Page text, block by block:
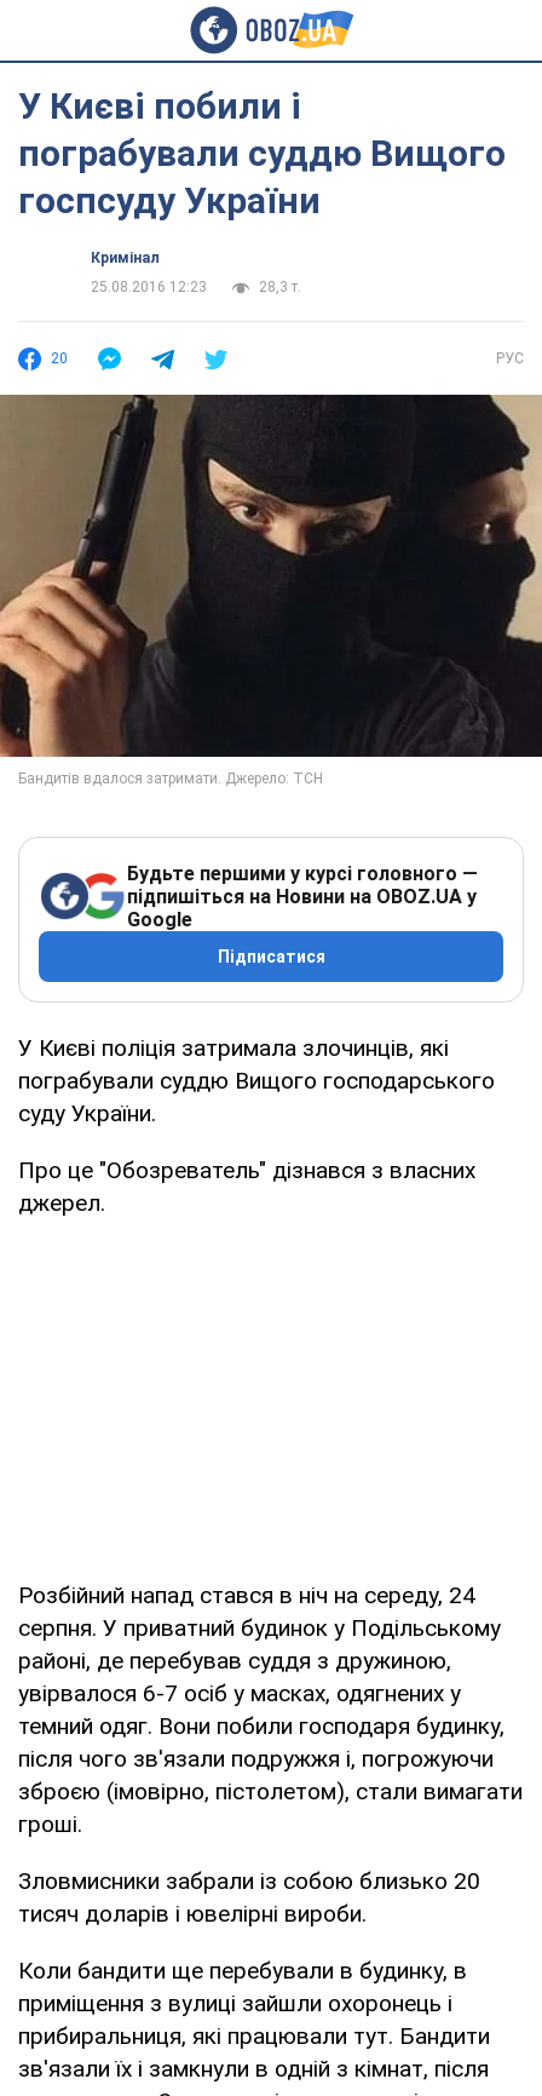
У Києві побили і
пограбували суддю Вищого
госпсуду України
Кримінал
25.08.2016 12:23
28,3 т.
20 РУС
Будьте першими у курсі головного —
підпишіться на Новини на OBOZ.UA у
Google
Підписатися
У Києві поліція затримала злочинців, які
пограбували суддю Вищого господарського
суду України.
Про це "Обозреватель" дізнався з власних
джерел.
Розбійний напад стався в ніч на середу, 24
серпня. У приватний будинок у Подільському
районі, де перебував суддя з дружиною,
увірвалося 6-7 осіб у масках, одягнених у
темний одяг. Вони побили господаря будинку,
після чого зв'язали подружжя і, погрожуючи
зброєю (імовірно, пістолетом), стали вимагати
гроші.
Зловмисники забрали із собою близько 20
тисяч доларів і ювелірні вироби.
Коли бандити ще перебували в будинку, в
приміщення з вулиці зайшли охоронець і
прибиральниця, які працювали тут. Бандити
зв'язали їх і замкнули в одній з кімнат, після